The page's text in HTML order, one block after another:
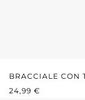
BRACCIALE CON
PREZZO
24,99 €